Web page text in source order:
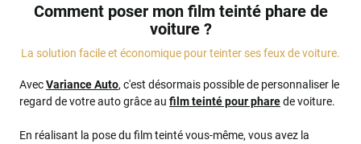
Comment poser mon film teinté phare de
voiture ?
La solution facile et économique pour teinter ses feux de voiture.
AvecVariance Auto, c'est désormais possible de personnaliser le
regard de votre auto grâce au film teinté pour pharede voiture.
En réalisant la pose du film teinté vous-même, vous avez la